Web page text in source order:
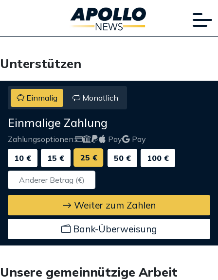
Unterstützen
Einmalig Monatlich
Einmalige Zahlung
Zahlungsoptionen: Pay
Pay
10 €
15 € 25 € 50 € 100 €
Weiter zum Zahlen
Bank-Überweisung
Unsere gemeinnützige Arbeit